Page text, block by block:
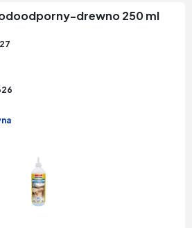
drewno 250 ml